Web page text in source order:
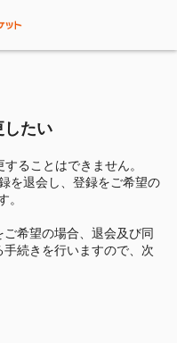
したい
ることはできません。
を退会し、登録をご希望の
。
希望の場合、 退会及び同
続きを行いますので、次